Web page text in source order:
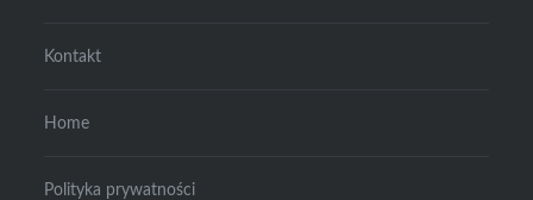
Kontakt
Home
Polityka prywatności